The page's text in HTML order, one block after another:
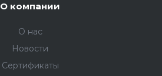
О компании
О нас
Новости
Сертификаты